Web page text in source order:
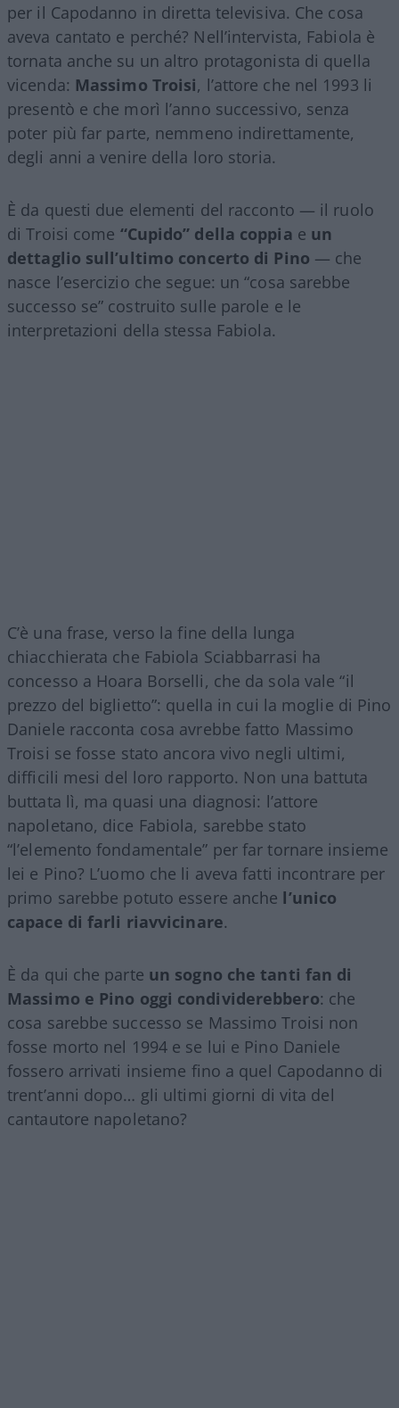
per il Capodanno in diretta televisiva. Che cosa
aveva cantato e perché? Nell’intervista, Fabiola è
tornata anche su un altro protagonista di quella
vicenda: Massimo Troisi, l’attore che nel 1993 li
presentò e che morì l’anno successivo, senza
poter più far parte, nemmeno indirettamente,
degli anni a venire della loro storia.
È da questi due elementi del racconto — il ruolo
di Troisi come “Cupido” della coppia e un
dettaglio sull’ultimo concerto di Pino — che
nasce l’esercizio che segue: un “cosa sarebbe
successo se” costruito sulle parole e le
interpretazioni della stessa Fabiola.
C’è una frase, verso la fine della lunga
chiacchierata che Fabiola Sciabbarrasi ha
concesso a Hoara Borselli, che da sola vale “il
prezzo del biglietto”: quella in cui la moglie di Pino
Daniele racconta cosa avrebbe fatto Massimo
Troisi se fosse stato ancora vivo negli ultimi,
difficili mesi del loro rapporto. Non una battuta
buttata lì, ma quasi una diagnosi: l’attore
napoletano, dice Fabiola, sarebbe stato
“l’elemento fondamentale” per far tornare insieme
lei e Pino? L’uomo che li aveva fatti incontrare per
primo sarebbe potuto essere anche l’unico
capace di farli riavvicinare.
È da qui che parte un sogno che tanti fan di
Massimo e Pino oggi condividerebbero: che
cosa sarebbe successo se Massimo Troisi non
fosse morto nel 1994 e se lui e Pino Daniele
fossero arrivati insieme fino a quel Capodanno di
trent’anni dopo… gli ultimi giorni di vita del
cantautore napoletano?